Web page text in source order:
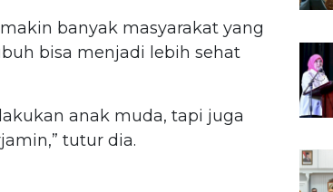
banyak masyarakat yang
bisa menjadi lebih sehat
anak muda, tapi juga
tutur dia.